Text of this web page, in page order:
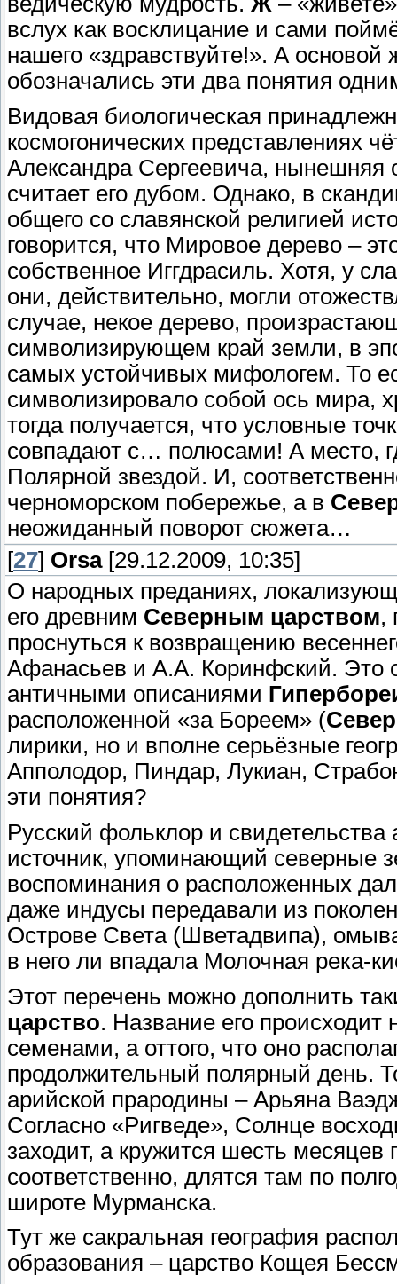
вслух как восклицание и сами
нашего «здравствуйте!». А
обозначались эти два понятия
Видовая биологическая
космогонических представлениях
Александра Сергеевича, нынешняя
считает его дубом. Однако, в
общего со славянской религией
говорится, что Мировое дерево –
собственное Иггдрасиль. Хотя, у
они, действительно, могли
случае, некое дерево,
символизирующем край земли, в
самых устойчивых мифологем. То
символизировало собой ось мира,
тогда получается, что условные
совпадают с… полюсами! А место,
Полярной звездой. И,
черноморском побережье, а в
неожиданный поворот сюжета…
[27] Orsa[29.12.2009, 10:35]
О народных преданиях,
его древним Северным царством,
проснуться к возвращению
Афанасьев и А.А. Коринфский. Это
античными описаниями
расположенной «за Бореем» (
лирики, но и вполне серьёзные
Апполодор, Пиндар, Лукиан,
эти понятия?
Русский фольклор и
источник, упоминающий северные
воспоминания о расположенных
даже индусы передавали из
Острове Света (Шветадвипа),
в него ли впадала Молочная река-
Этот перечень можно дополнить
царство. Название его происходит
семенами, а оттого, что оно
продолжительный полярный день.
арийской прародины – Арьяна
Согласно «Ригведе», Солнце
заходит, а кружится шесть
соответственно, длятся там по
широте Мурманска.
Тут же сакральная география
образования – царство Кощея